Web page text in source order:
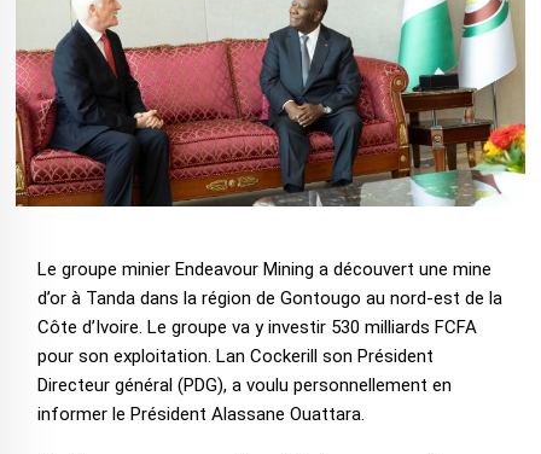
Le groupe minier Endeavour Mining a découvert une mine
d’or à Tanda dans la région de Gontougo au nord-est de la
Côte d’Ivoire. Le groupe va y investir 530 milliards FCFA
pour son exploitation. Lan Cockerill son Président
Directeur général (PDG), a voulu personnellement en
informer le Président Alassane Ouattara.